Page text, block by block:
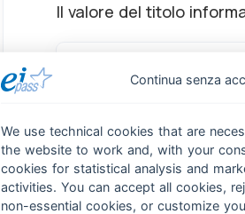
Il valore del titolo
Formazione
Docente esperto
Continua senza
We use technical cookies that are
the website to work and, with your
cookies for statistical analysis and
activities. You can accept all cookies,
non-essential cookies, or customize